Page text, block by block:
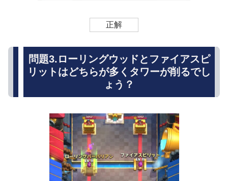
正解
問題3.ローリングウッドとファイアスピ
リットはどちらが多くタワーが削るでし
ょう？